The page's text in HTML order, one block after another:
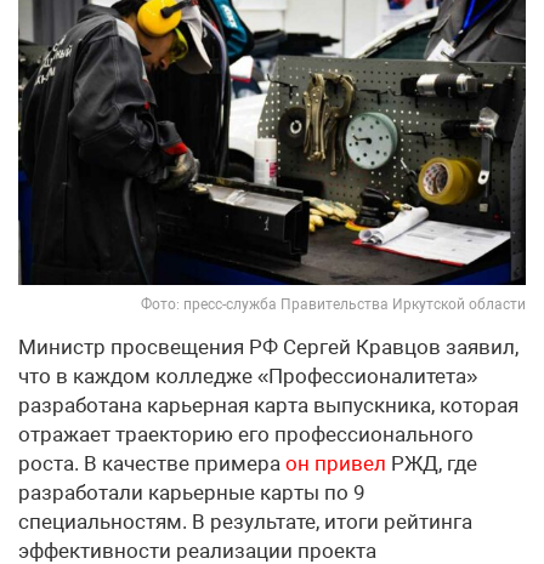
Фото: пресс-служба Правительства Иркутской области
Министр просвещения РФ Сергей Кравцов заявил,
что в каждом колледже «Профессионалитета»
разработана карьерная карта выпускника, которая
отражает траекторию его профессионального
роста. В качестве примера он привел РЖД, где
разработали карьерные карты по 9
специальностям. В результате, итоги рейтинга
эффективности реализации проекта